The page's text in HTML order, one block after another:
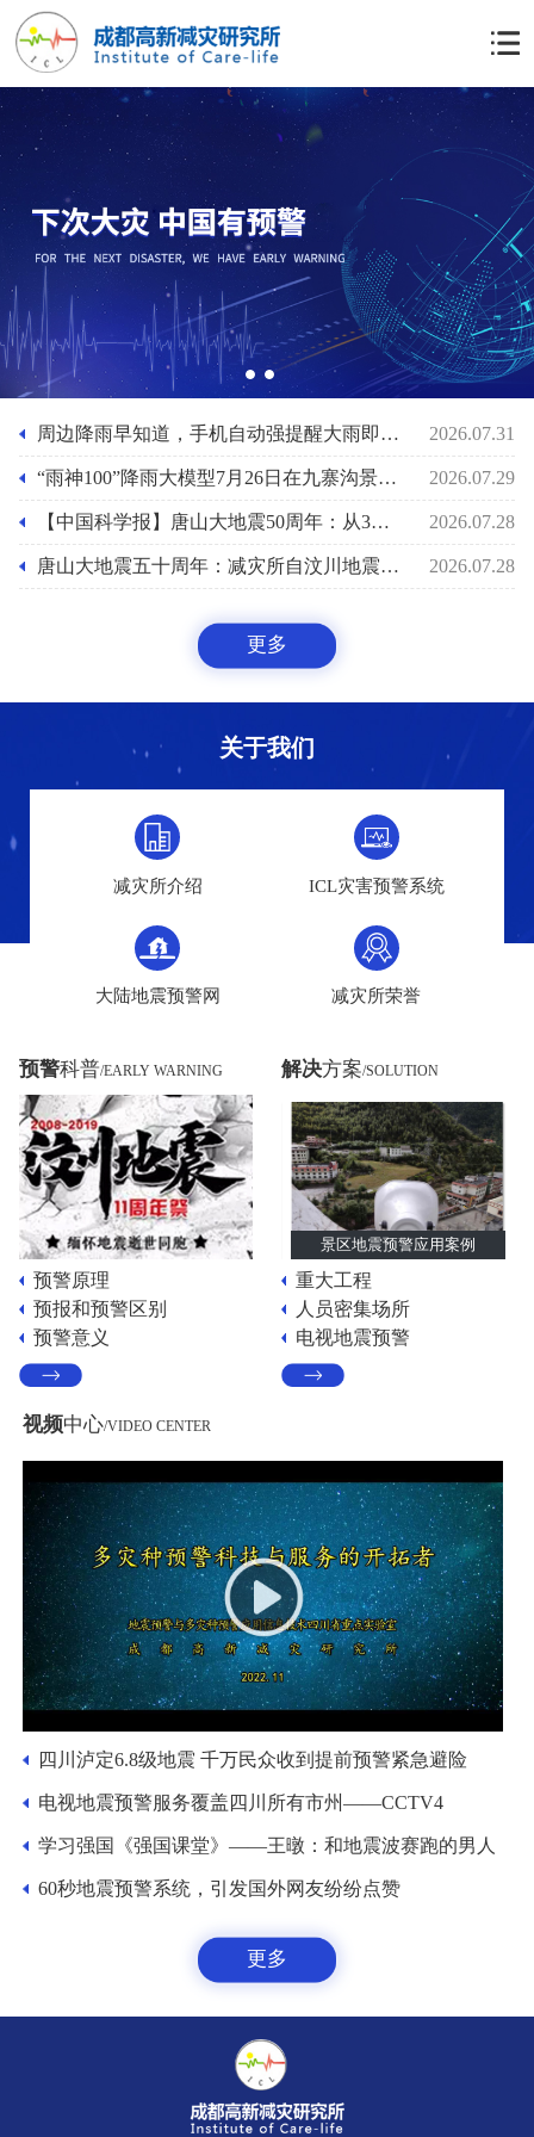
12 周边降雨早知道，手机自动强提醒大雨即将来袭功能上线，“雨神100”降雨大模型助力基层防灾人员的应急准备 2026.07.31
“雨神100”降雨大模型7月26日在九寨沟景区泥石流前2小时预报其最大小时雨强29mm/小时 2026.07.29
【中国科学报】唐山大地震50周年：从3小时速报到61秒预警 2026.07.28
唐山大地震五十周年：减灾所自汶川地震后十八年助力国家预警能力之路 2026.07.28
更多
关于我们
减灾所介绍 ICL灾害预警系统
大陆地震预警网 减灾所荣誉
预警科普/EARLY WARNING
预警原理
预报和预警区别
预警意义
解决方案/SOLUTION
景区地震预警应用案例
重大工程
人员密集场所
电视地震预警
视频中心/VIDEO CENTER
四川泸定6.8级地震 千万民众收到提前预警紧急避险
电视地震预警服务覆盖四川所有市州——CCTV4
学习强国《强国课堂》——王暾：和地震波赛跑的男人
60秒地震预警系统，引发国外网友纷纷点赞
更多